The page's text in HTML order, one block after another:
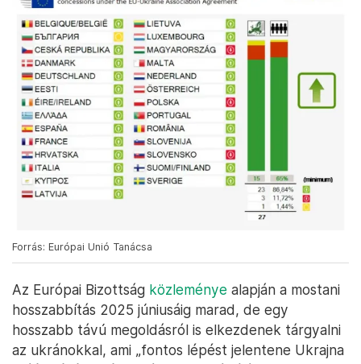
Forrás: Európai Unió Tanácsa
Az Európai Bizottság közleménye alapján a mostani
hosszabbítás 2025 júniusáig marad, de egy
hosszabb távú megoldásról is elkezdenek tárgyalni
az ukránokkal, ami „fontos lépést jelentene Ukrajna